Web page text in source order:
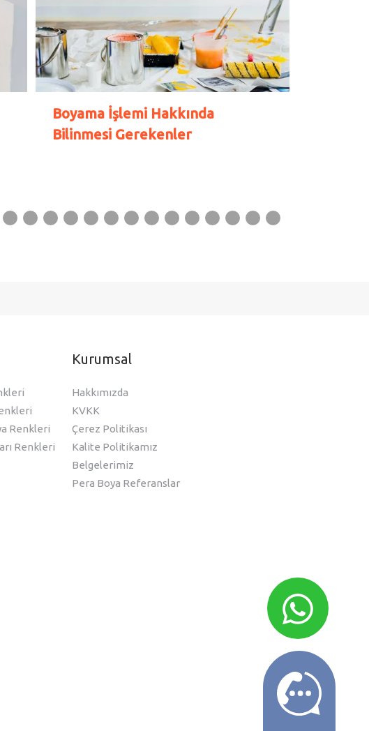
Boyama İşlemi Hakkında
Bilinmesi Gerekenler
Renkleri
Renkleri
Kurumsal
Hakkımızda
KVKK
Çerez Politikası
Kalite Politikamız
Belgelerimiz
Pera Boya Referanslar